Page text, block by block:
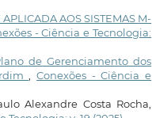
AOS SISTEMAS M-
- Ciência e Tecnologia:
de Gerenciamento dos
,Conexões - Ciência e
Alexandre Costa Rocha,